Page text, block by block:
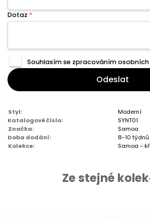
Dotaz *
Souhlasím se zpracovánímosobních
Odeslat
Styl:
Moderní
Katalogové číslo:
SYNT01
Značka:
Samoa
Doba dodání:
8-10 týdnů
Kolekce:
Samoa -
Ze stejné